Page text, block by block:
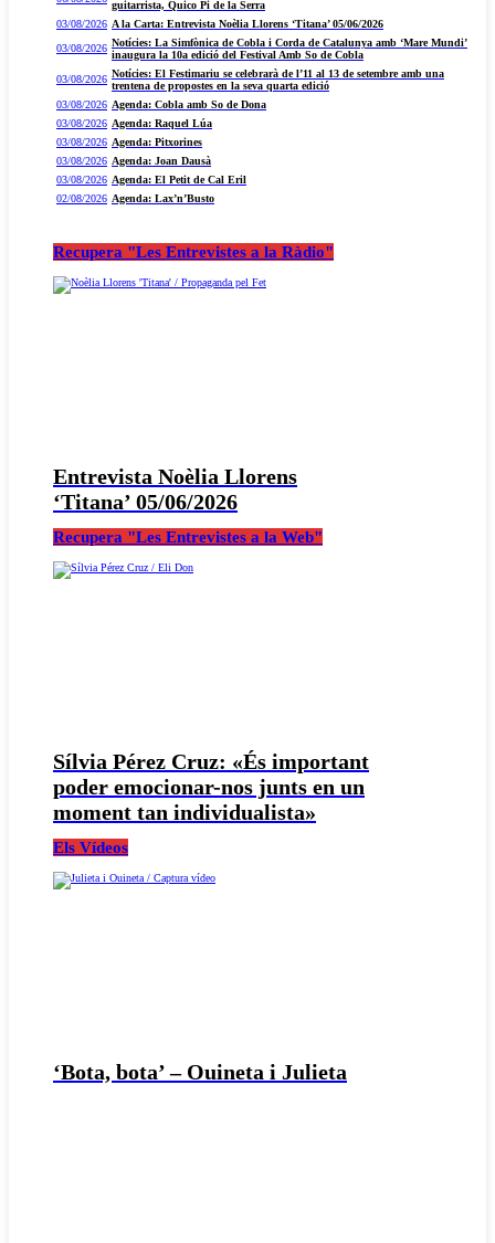
guitarrista, Quico Pi de la Serra
03/08/2026 A la Carta: Entrevista Noèlia Llorens ‘Titana’ 05/06/2026
03/08/2026 Notícies: La Simfònica de Cobla i Corda de Catalunya amb ‘Mare Mundi’
inaugura la 10a edició del Festival Amb So de Cobla
03/08/2026 Notícies: El Festimariu se celebrarà de l’11 al 13 de setembre amb una
trentena de propostes en la seva quarta edició
03/08/2026 Agenda: Cobla amb So de Dona
03/08/2026 Agenda: Raquel Lúa
03/08/2026 Agenda: Pitxorines
03/08/2026 Agenda: Joan Dausà
03/08/2026 Agenda: El Petit de Cal Eril
02/08/2026 Agenda: Lax’n’Busto
Recupera "Les Entrevistes a la Ràdio"
Entrevista Noèlia Llorens
‘Titana’ 05/06/2026
Recupera "Les Entrevistes a la Web"
Sílvia Pérez Cruz: «És important
poder emocionar-nos junts en un
moment tan individualista»
Els Vídeos
‘Bota, bota’ – Ouineta i Julieta